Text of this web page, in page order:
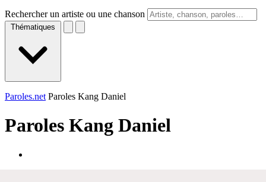
Rechercher un artiste ou une chanson
Thématiques
Paroles.net Paroles Kang Daniel
Paroles Kang Daniel